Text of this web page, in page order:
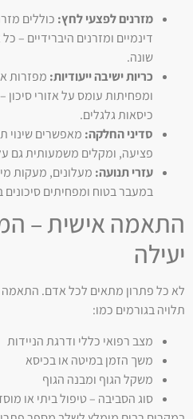
מזרנים לפצעי לחץ: כוללים
דינמיים ומזרנים היברידיים –
שונה.
כריות ישיבה ייעודיות: מפזרות
ומפחיתות עומס על אזורי
כיסאות גלגלים.
סדיני החלקה: מאפשרים שינוי
פציעה, ומקלים משמעותית גם
עזרי תנועה: מעלונים, מעקות
במעבר בטוח ומפחיתים סיכונים
התאמה אישית –
יעילה
לא כל פתרון מתאים לכל אדם. התאמה
תלויה בגורמים כמו:
מצב רפואי כללי ודרגת הניידות
משך הזמן במיטה או בכיסא
משקל הגוף ומבנה הגוף
סוג הסביבה – טיפול ביתי או